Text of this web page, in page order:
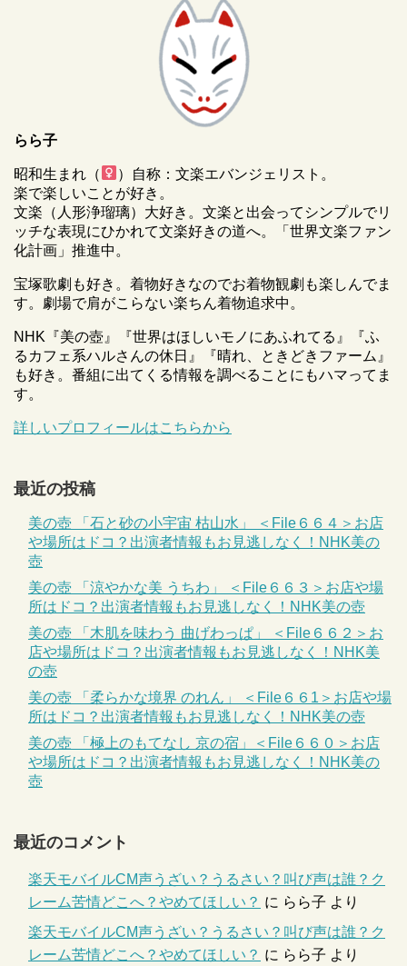
らら子
昭和生まれ（
）自称：文楽エバンジェリスト。
楽で楽しいことが好き。
文楽（人形浄瑠璃）大好き。文楽と出会ってシンプルでリ
ッチな表現にひかれて文楽好きの道へ。「世界文楽ファン
化計画」推進中。
宝塚歌劇も好き。着物好きなのでお着物観劇も楽しんでま
す。劇場で肩がこらない楽ちん着物追求中。
NHK『美の壺』『世界はほしいモノにあふれてる』『ふ
るカフェ系ハルさんの休日』『晴れ、ときどきファーム』
も好き。番組に出てくる情報を調べることにもハマってま
す。
詳しいプロフィールはこちらから
最近の投稿
美の壺 「石と砂の小宇宙 枯山水」 ＜File６６４＞お店
や場所はドコ？出演者情報もお見逃しなく！NHK美の
壺
美の壺 「涼やかな美 うちわ」 ＜File６６３＞お店や場
所はドコ？出演者情報もお見逃しなく！NHK美の壺
美の壺 「木肌を味わう 曲げわっぱ」 ＜File６６２＞お
店や場所はドコ？出演者情報もお見逃しなく！NHK美
の壺
美の壺 「柔らかな境界 のれん」 ＜File６６1＞お店や場
所はドコ？出演者情報もお見逃しなく！NHK美の壺
美の壺 「極上のもてなし 京の宿」＜File６６０＞お店
や場所はドコ？出演者情報もお見逃しなく！NHK美の
壺
最近のコメント
楽天モバイルCM声うざい？うるさい？叫び声は誰？ク
レーム苦情どこへ？やめてほしい？ に らら子 より
楽天モバイルCM声うざい？うるさい？叫び声は誰？ク
レーム苦情どこへ？やめてほしい？ に らら子 より